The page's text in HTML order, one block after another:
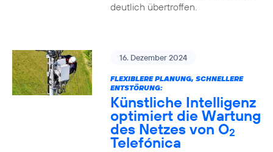
deutlich übertroffen.
16. Dezember 2024
FLEXIBLERE PLANUNG, SCHNELLERE
ENTSTÖRUNG:
Künstliche Intelligenz
optimiert die Wartung
des Netzes von O2
Telefónica